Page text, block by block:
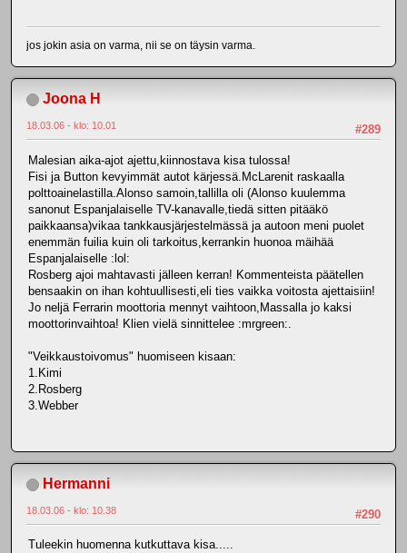
jos jokin asia on varma, nii se on täysin varma.
Joona H
#289
18.03.06 - klo: 10.01
Malesian aika-ajot ajettu,kiinnostava kisa tulossa!
Fisi ja Button kevyimmät autot kärjessä.McLarenit raskaalla
polttoainelastilla.Alonso samoin,tallilla oli (Alonso kuulemma
sanonut Espanjalaiselle TV-kanavalle,tiedä sitten pitääkö
paikkaansa)vikaa tankkausjärjestelmässä ja autoon meni puolet
enemmän fuilia kuin oli tarkoitus,kerrankin huonoa mäihää
Espanjalaiselle :lol:
Rosberg ajoi mahtavasti jälleen kerran! Kommenteista päätellen
bensaakin on ihan kohtuullisesti,eli ties vaikka voitosta ajettaisiin!
Jo neljä Ferrarin moottoria mennyt vaihtoon,Massalla jo kaksi
moottorinvaihtoa! Klien vielä sinnittelee :mrgreen:.
"Veikkaustoivomus" huomiseen kisaan:
1.Kimi
2.Rosberg
3.Webber
Hermanni
#290
18.03.06 - klo: 10.38
Tuleekin huomenna kutkuttava kisa.....